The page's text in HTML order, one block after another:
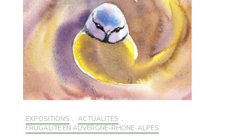
EXPOSITIONS , ACTUALITÉS ,
FRUGALITÉ EN AUVERGNE-RHONE-ALPES